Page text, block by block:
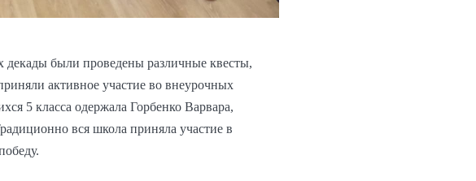
декады были проведены различные квесты,
активное участие во внеурочных
5 класса одержала Горбенко Варвара,
вся школа приняла участие в